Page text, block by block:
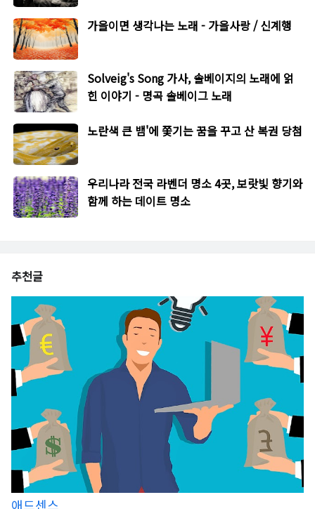
가을이면 생각나는 노래 - 가을사랑 / 신계행
Solveig's Song 가사, 솔베이지의 노래에 얽
힌 이야기 - 명곡 솔베이그 노래
노란색 큰 뱀'에 쫓기는 꿈을 꾸고 산 복권 당첨
우리나라 전국 라벤더 명소 4곳, 보랏빛 향기와
함께 하는 데이트 명소
추천글
애드센스